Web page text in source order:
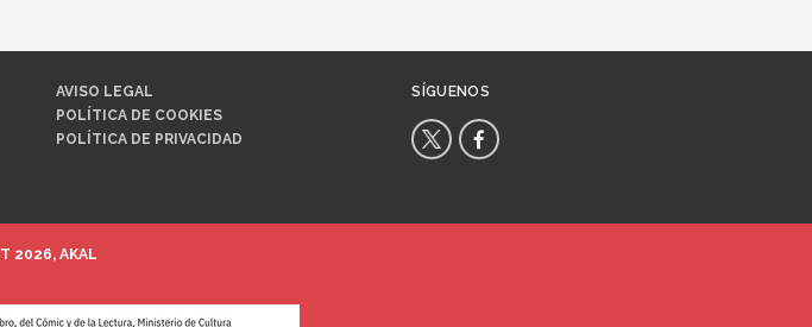
AVISO LEGAL
POLÍTICA DE COOKIES
POLÍTICA DE PRIVACIDAD
SÍGUENOS
2026, AKAL